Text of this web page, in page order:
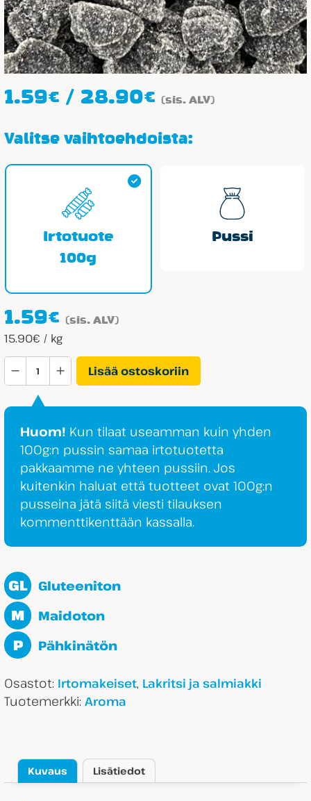
1.59€ / 28.90€Hintaluokka:
-
(sis. ALV)
Valitse vaihtoehdoista:
Irtotuote
100g
Pussi
1.59€ (sis. ALV)
15.90€ / kg
Aroma
Salmiakkisammakot
määrä
Lisää ostoskoriin
Huom! Kun tilaat useamman kuin yhden
100g:n pussin samaa irtotuotetta
pakkaamme ne yhteen pussiin. Jos
kuitenkin haluat että tuotteet ovat 100g:n
pusseina jätä siitä viesti tilauksen
kommenttikenttään kassalla.
GL Gluteeniton
M Maidoton
P Pähkinätön
Osastot: Irtomakeiset, Lakritsi ja salmiakki
Tuotemerkki: Aroma
Kuvaus Lisätiedot